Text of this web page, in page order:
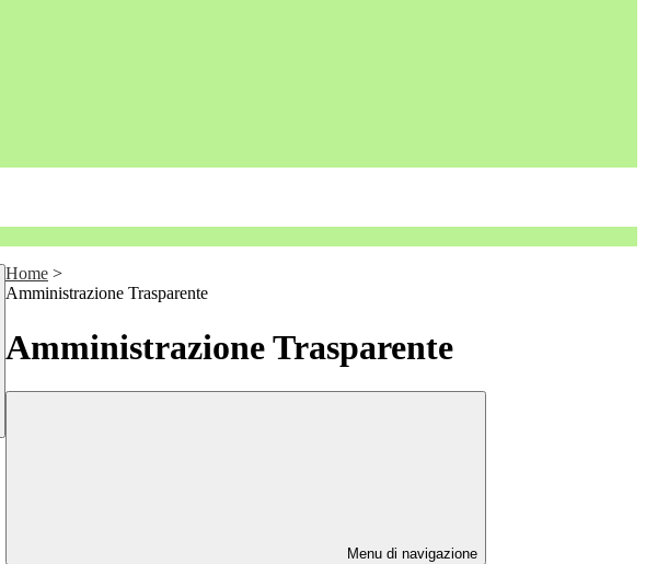
Home >
Amministrazione Trasparente
Amministrazione Trasparente
Menu di navigazione